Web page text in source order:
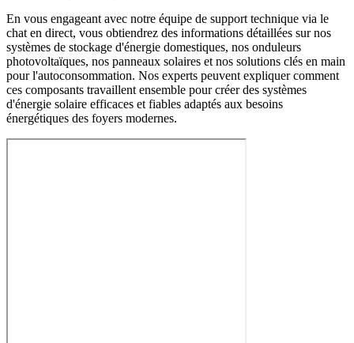
En vous engageant avec notre équipe de support technique via le
chat en direct, vous obtiendrez des informations détaillées sur nos
systèmes de stockage d'énergie domestiques, nos onduleurs
photovoltaïques, nos panneaux solaires et nos solutions clés en main
pour l'autoconsommation. Nos experts peuvent expliquer comment
ces composants travaillent ensemble pour créer des systèmes
d'énergie solaire efficaces et fiables adaptés aux besoins
énergétiques des foyers modernes.